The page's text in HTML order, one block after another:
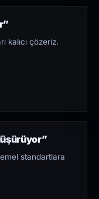
kalıcı çözeriz.
standartlara